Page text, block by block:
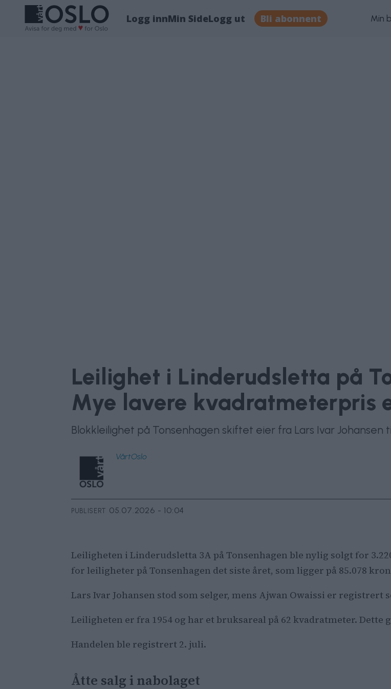
Logg innMin SideLogg ut Bli abonnent Min
Leilighet i Linderudsletta på
Mye lavere kvadratmeterpris
Blokkleilighet på Tonsenhagen skiftet eier fra Lars Ivar Johansen
VårtOslo
PUBLISERT 05.07.2026 - 10:04
Leiligheten i Linderudsletta 3A på Tonsenhagen ble nylig solgt for
for leiligheter på Tonsenhagen det siste året, som ligger på 85.078
Lars Ivar Johansen stod som selger, mens Ajwan Owaissi er registrert
Leiligheten er fra 1954 og har et bruksareal på 62 kvadratmeter. Dette
Handelen ble registrert 2. juli.
Åtte salg i nabolaget